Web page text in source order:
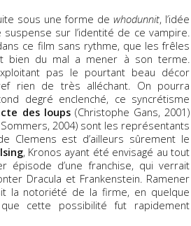
sous une forme de whodunnit, l’idée
sur l’identité de ce vampire.
ce film sans rythme, que les frêles
bien du mal a mener à son terme.
pas le pourtant beau décor
rien de très alléchant. On pourra
degré enclenché, ce syncrétisme
des loups(Christophe Gans, 2001)
2004) sont les représentants
Clemens est d’ailleurs sûrement le
, Kronos ayant été envisagé au tout
épisode d’une franchise, qui verrait
Dracula et Frankenstein. Ramener
la notoriété de la firme, en quelque
cette possibilité fut rapidement